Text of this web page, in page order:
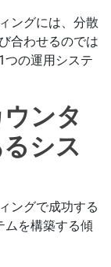
ングには、分散
合わせるのでは
つの運用システ
ンタ
シス
ングで成功する
ムを構築する傾